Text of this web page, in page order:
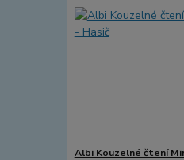
Albi Kouzelné čtení